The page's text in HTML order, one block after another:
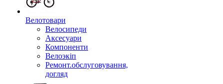
Велотовари
Велосипеди
Аксесуари
Компоненти
Велоэкіп
Ремонт.обслуговування,
догляд